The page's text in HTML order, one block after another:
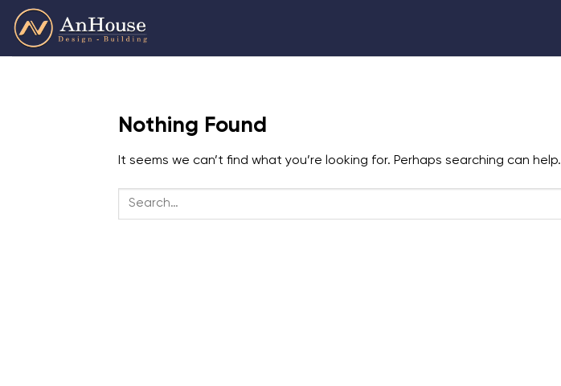
Skip
content
Nothing Found
It seems we can’t find what you’re looking for. Perhaps searching can help.